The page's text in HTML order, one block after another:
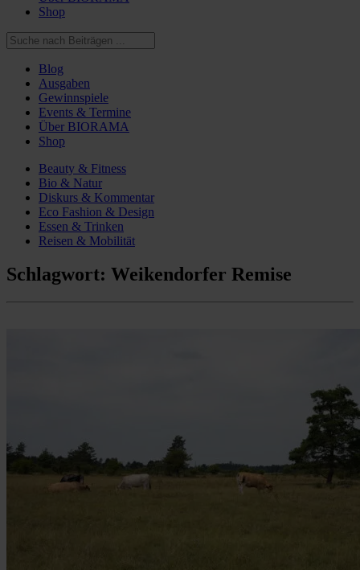
Shop
Blog
Ausgaben
Gewinnspiele
Events & Termine
Über BIORAMA
Shop
Beauty & Fitness
Bio & Natur
Diskurs & Kommentar
Eco Fashion & Design
Essen & Trinken
Reisen & Mobilität
Schlagwort: Weikendorfer Remise